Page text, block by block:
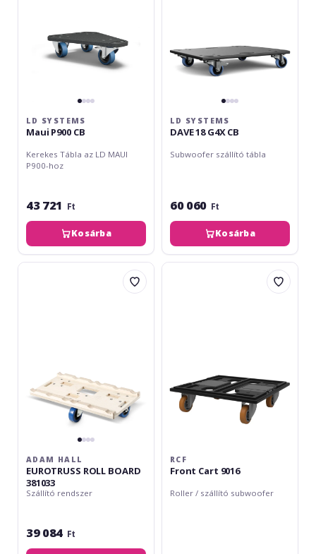
LD SYSTEMS
Maui P900 CB
Kerekes Tábla az LD MAUI
P900-hoz
43 721 Ft
Kosárba
LD SYSTEMS
DAVE 18 G4X CB
Subwoofer szállító tábla
60 060 Ft
Kosárba
Adam
ADAM HALL
EUROTRUSS ROLL BOARD
381033
Szállító rendszer
39 084 Ft
RCF
RCF
Front Cart 9016
Roller / szállító subwoofer